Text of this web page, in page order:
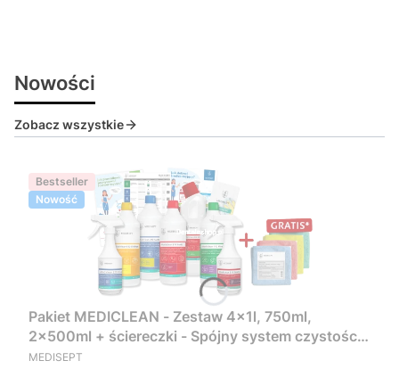
Nowości
Zobacz wszystkie
Bestseller
Nowość
Pakiet MEDICLEAN - Zestaw 4x1l, 750ml,
2x500ml + ściereczki - Spójny system czystości
w standardzie medycznym
PRODUCENT
MEDISEPT